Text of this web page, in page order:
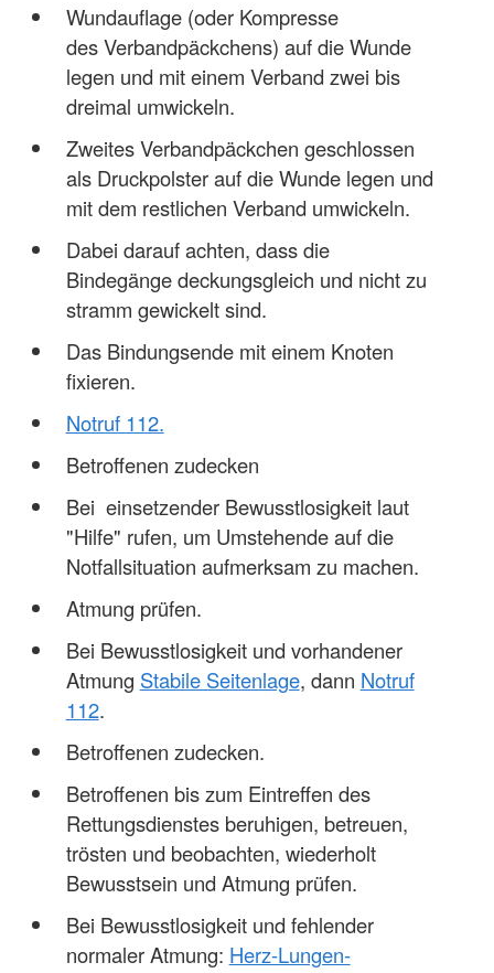
Wundauflage (oder Kompresse
des Verbandpäckchens) auf die Wunde
legen und mit einem Verband zwei bis
dreimal umwickeln.
Zweites Verbandpäckchen geschlossen
als Druckpolster auf die Wunde legen und
mit dem restlichen Verband umwickeln.
Dabei darauf achten, dass die
Bindegänge deckungsgleich und nicht zu
stramm gewickelt sind.
Das Bindungsende mit einem Knoten
fixieren.
Notruf 112.
Betroffenen zudecken
Bei einsetzender Bewusstlosigkeit laut
"Hilfe" rufen, um Umstehende auf die
Notfallsituation aufmerksam zu machen.
Atmung prüfen.
Bei Bewusstlosigkeit und vorhandener
Atmung Stabile Seitenlage, dann Notruf
112.
Betroffenen zudecken.
Betroffenen bis zum Eintreffen des
Rettungsdienstes beruhigen, betreuen,
trösten und beobachten, wiederholt
Bewusstsein und Atmung prüfen.
Bei Bewusstlosigkeit und fehlender
normaler Atmung: Herz-Lungen-